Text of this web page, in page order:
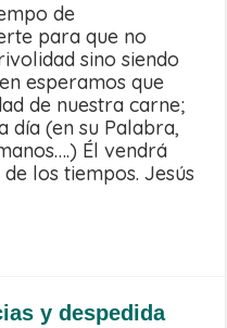
de
para que no
sino siendo
esperamos que
de nuestra carne;
día (en su Palabra,
Él vendrá
los tiempos. Jesús
y despedida